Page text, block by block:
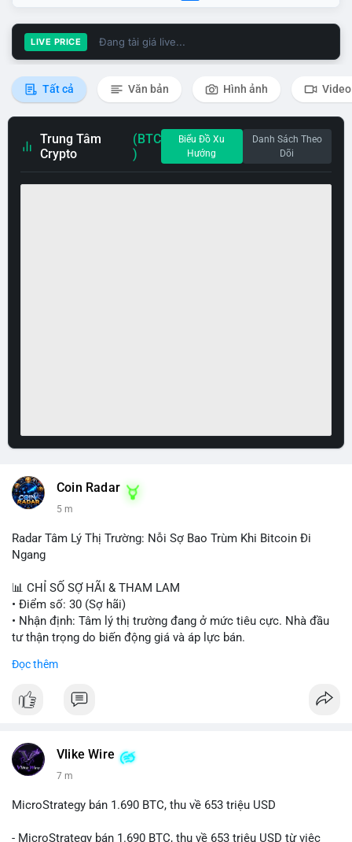
LIVE PRICE Đang tải giá live...
Tất cả Văn bản Hình ảnh Video
Trung Tâm
Crypto
(BTC
)
Biểu Đồ Xu
Hướng
Danh Sách Theo
Dõi
Coin Radar
5 m
Radar Tâm Lý Thị Trường: Nỗi Sợ Bao Trùm Khi Bitcoin Đi
Ngang
📊 CHỈ SỐ SỢ HÃI & THAM LAM
• Điểm số: 30 (Sợ hãi)
• Nhận định: Tâm lý thị trường đang ở mức tiêu cực. Nhà đầu
tư thận trọng do biến động giá và áp lực bán.
📈 XU HƯỚNG TÌM KIẾM & THẢO LUẬN
CASHCAT, TUT
• Google Trends Việt Nam: Sông Tô Lịch, Nha khoa Tuyết
Chinh, Thống đốc, Bóng chuyền nữ, Việt Nam vs Malaysia
💬 DÒNG CHẢY TIN TỨC & TRUYỀN THÔNG
âm), trải nghiệm coin rác, và sự nhàm chán của Bitcoin khi đi
Đọc thêm
Vlike Wire
7 m
MicroStrategy bán 1.690 BTC, thu về 653 triệu USD
- MicroStrategy bán 1.690 BTC, thu về 653 triệu USD từ việc